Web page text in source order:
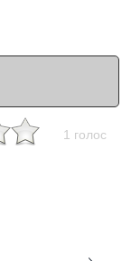
1 голос